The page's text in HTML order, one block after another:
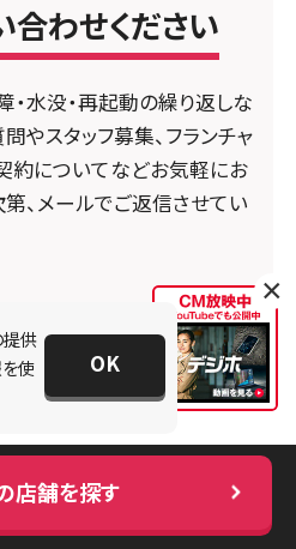
わせください
水没・再起動の繰り返しな
やスタッフ募集、フランチャ
約についてなどお気軽にお
、メールでご返信させてい
合わせ
店舗を探す
×
提供
使
OK